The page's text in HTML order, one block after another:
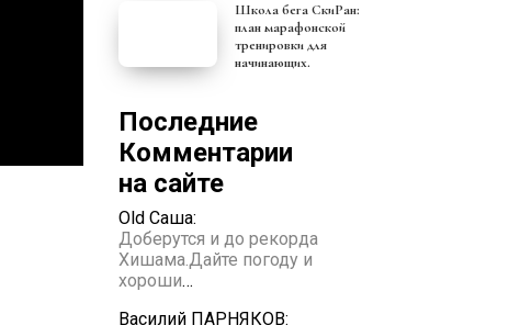
Школа бега СкиРан:
план марафонской
тренировки для
начинающих.
Последние
Комментарии
на сайте
Old Саша:
Доберутся и до рекорда
Хишама.Дайте погоду и
хороши…
Василий ПАРНЯКОВ: